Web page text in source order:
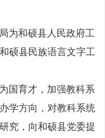
为和硕县人民政府工
硕县民族语言文字工
国育才，加强教科系
学方向，对教科系统
究，向和硕县党委提